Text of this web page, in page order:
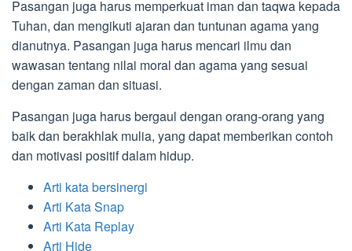
Pasangan juga harus memperkuat iman dan taqwa kepada
Tuhan, dan mengikuti ajaran dan tuntunan agama yang
dianutnya. Pasangan juga harus mencari ilmu dan
wawasan tentang nilai moral dan agama yang sesuai
dengan zaman dan situasi.
Pasangan juga harus bergaul dengan orang-orang yang
baik dan berakhlak mulia, yang dapat memberikan contoh
dan motivasi positif dalam hidup.
Arti kata bersinergi
Arti Kata Snap
Arti Kata Replay
Arti Hide